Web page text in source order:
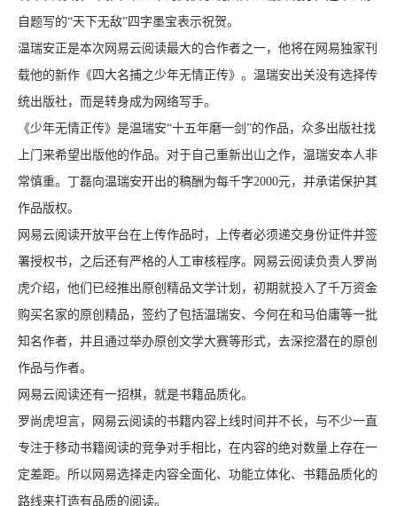
自题写的“天下无敌”四字墨宝表示祝贺。
温瑞安正是本次网易云阅读最大的合作者之一，他将在网易独家刊
载他的新作《四大名捕之少年无情正传》。温瑞安出关没有选择传
统出版社，而是转身成为网络写手。
《少年无情正传》是温瑞安“十五年磨一剑”的作品，众多出版社找
上门来希望出版他的作品。对于自己重新出山之作，温瑞安本人非
常慎重。丁磊向温瑞安开出的稿酬为每千字2000元，并承诺保护其
作品版权。
网易云阅读开放平台在上传作品时，上传者必须递交身份证件并签
署授权书，之后还有严格的人工审核程序。网易云阅读负责人罗尚
虎介绍，他们已经推出原创精品文学计划，初期就投入了千万资金
购买名家的原创精品，签约了包括温瑞安、今何在和马伯庸等一批
知名作者，并且通过举办原创文学大赛等形式，去深挖潜在的原创
作品与作者。
网易云阅读还有一招棋，就是书籍品质化。
罗尚虎坦言，网易云阅读的书籍内容上线时间并不长，与不少一直
专注于移动书籍阅读的竞争对手相比，在内容的绝对数量上存在一
定差距。所以网易选择走内容全面化、功能立体化、书籍品质化的
路线来打造有品质的阅读。